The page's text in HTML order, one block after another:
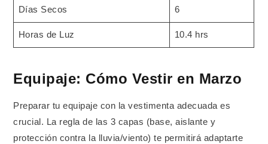
Días Secos 6
Horas de Luz 10.4 hrs
Equipaje: Cómo Vestir en Marzo
Preparar tu equipaje con la vestimenta adecuada es
crucial. La regla de las 3 capas (base, aislante y
protección contra la lluvia/viento) te permitirá adaptarte